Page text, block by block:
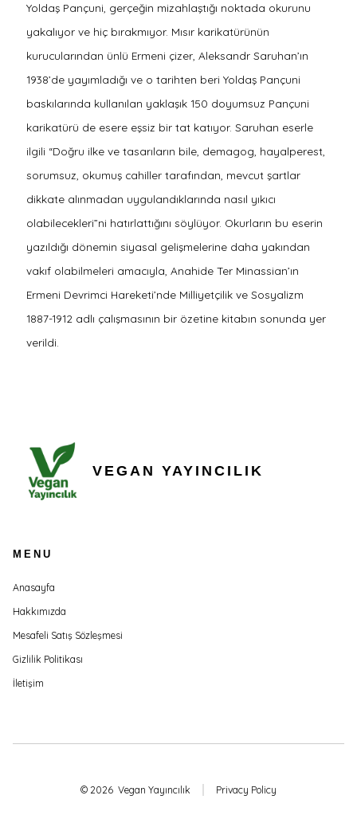
Yoldaş Pançuni, gerçeğin mizahlaştığı noktada okurunu
yakalıyor ve hiç bırakmıyor. Mısır karikatürünün
kurucularından ünlü Ermeni çizer, Aleksandr Saruhan’ın
1938’de yayımladığı ve o tarihten beri Yoldaş Pançuni
baskılarında kullanılan yaklaşık 150 doyumsuz Pançuni
karikatürü de esere eşsiz bir tat katıyor. Saruhan eserle
ilgili “Doğru ilke ve tasarıların bile, demagog, hayalperest,
sorumsuz, okumuş cahiller tarafından, mevcut şartlar
dikkate alınmadan uygulandıklarında nasıl yıkıcı
olabilecekleri”ni hatırlattığını söylüyor. Okurların bu eserin
yazıldığı dönemin siyasal gelişmelerine daha yakından
vakıf olabilmeleri amacıyla, Anahide Ter Minassian’ın
Ermeni Devrimci Hareketi’nde Milliyetçilik ve Sosyalizm
1887-1912 adlı çalışmasının bir özetine kitabın sonunda yer
verildi.
VEGAN YAYINCILIK
MENU
Anasayfa
Hakkımızda
Mesafeli Satış Sözleşmesi
Gizlilik Politikası
İletişim
© 2026 Vegan Yayıncılık Privacy Policy